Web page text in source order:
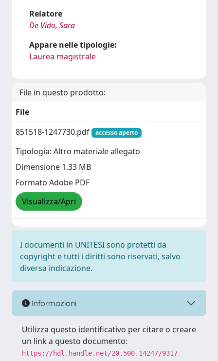
Relatore
De Vido, Sara
Appare nelle tipologie:
Laurea magistrale
File in questo prodotto:
File
851518-1247730.pdf
accesso aperto
Tipologia: Altro materiale allegato
Dimensione 1.33 MB
Formato Adobe PDF
Visualizza/Apri
I documenti in UNITESI sono protetti da
copyright e tutti i diritti sono riservati, salvo
diversa indicazione.
Informazioni
Utilizza questo identificativo per citare o creare
un link a questo documento:
https://hdl.handle.net/20.500.14247/9317